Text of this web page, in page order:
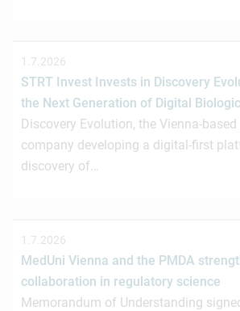
1.7.2026
STRT Invest Invests in Discovery
the Next Generation of Digital
Discovery Evolution, the Vienna-
company developing a digital-first
discovery of…
1.7.2026
MedUni Vienna and the PMDA
collaboration in regulatory science
Memorandum of Understanding